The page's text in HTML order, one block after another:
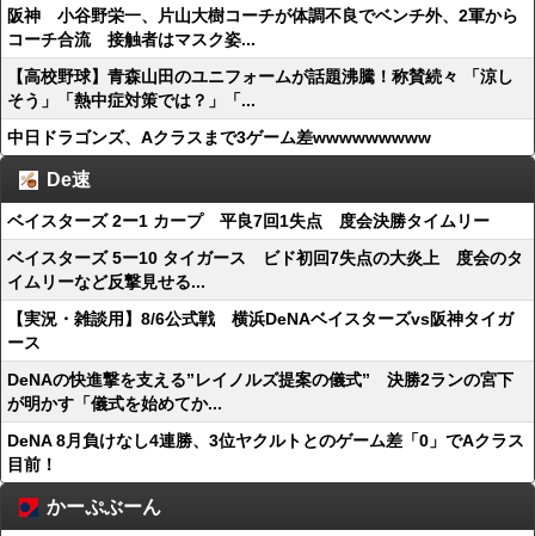
阪神 小谷野栄一、片山大樹コーチが体調不良でベンチ外、2軍から
コーチ合流 接触者はマスク姿...
【高校野球】青森山田のユニフォームが話題沸騰！称賛続々 「涼し
そう」「熱中症対策では？」「...
中日ドラゴンズ、Aクラスまで3ゲーム差wwwwwwwww
De速
ベイスターズ 2ー1 カープ 平良7回1失点 度会決勝タイムリー
ベイスターズ 5ー10 タイガース ビド初回7失点の大炎上 度会のタ
イムリーなど反撃見せる...
【実況・雑談用】8/6公式戦 横浜DeNAベイスターズvs阪神タイガ
ース
DeNAの快進撃を支える”レイノルズ提案の儀式” 決勝2ランの宮下
が明かす「儀式を始めてか...
DeNA 8月負けなし4連勝、3位ヤクルトとのゲーム差「0」でAクラス
目前！
かーぷぶーん